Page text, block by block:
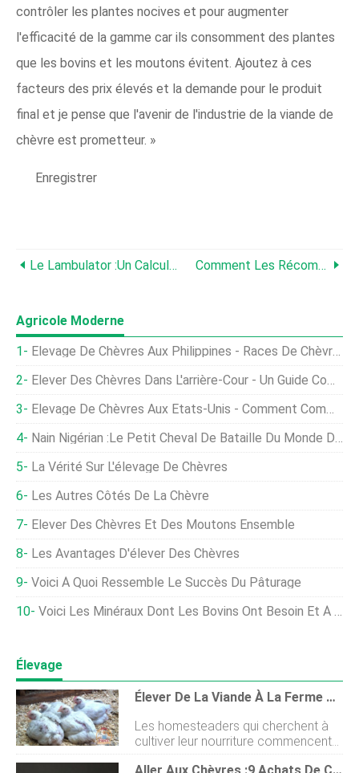
contrôler les plantes nocives et pour augmenter
l'efficacité de la gamme car ils consomment des plantes
que les bovins et les moutons évitent. Ajoutez à ces
facteurs des prix élevés et la demande pour le produit
final et je pense que l'avenir de l'industrie de la viande de
chèvre est prometteur. »
Enregistrer
Le Lambulator :un Calculateur De Rendement Réduit Pour Le Distributeur Direct D'agneau Comment Les Récompenses Et Les Punitions Fonctionnent Avec Les Animaux
Agricole Moderne
Élevage De Chèvres Aux Philippines - Races De Chèvres
Élever Des Chèvres Dans L'arrière-Cour - Un Guide Complet
Élevage De Chèvres Aux États-Unis - Comment Commencer
Nain Nigérian :le Petit Cheval De Bataille Du Monde De La Chèvre
La Vérité Sur L'élevage De Chèvres
Les Autres Côtés De La Chèvre
Élever Des Chèvres Et Des Moutons Ensemble
Les Avantages D'élever Des Chèvres
Voici À Quoi Ressemble Le Succès Du Pâturage
Voici Les Minéraux Dont Les Bovins Ont Besoin Et À Quoi Ressemblent Les Carences
Élevage
Élever De La Viande À La Ferme Pour Les Vacances Et Au-Delà
Les homesteaders qui cherchent à
cultiver leur nourriture commencent
généralement par le point dentrée le